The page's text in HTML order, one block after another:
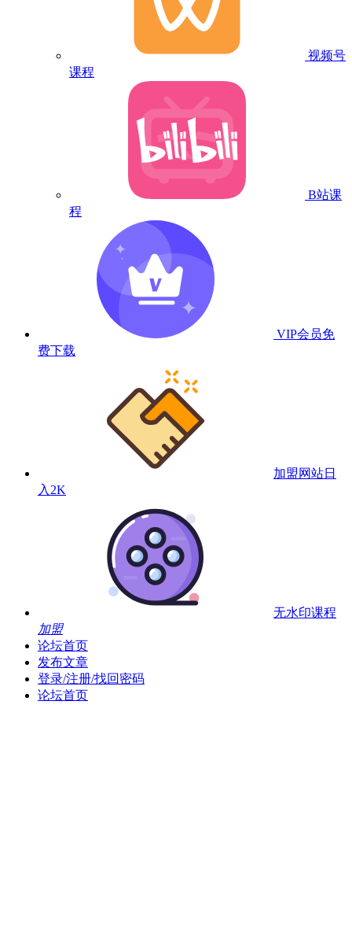
视频号
课程
B站课
程
VIP会员免
费下载
加盟网站日
入2K
无水印课程
加盟
论坛首页
发布文章
登录/注册/找回密码
论坛首页